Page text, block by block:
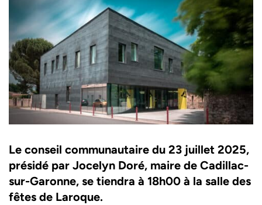
Le conseil communautaire du 23 juillet 2025,
présidé par Jocelyn Doré, maire de Cadillac-
sur-Garonne, se tiendra à 18h00 à la salle des
fêtes de Laroque.